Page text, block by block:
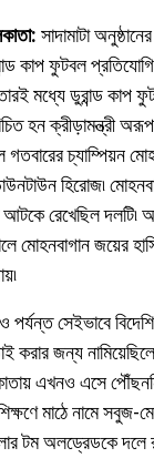
সাদামাটা
কাপ ফুটবল
মধ্যে ডুরান্ড কাপ
হন ক্রীড়ামন্ত্রী
গতবারের চ্যাম্পিয়ন
হিরোজ৷
আটকে রেখেছিল দলটি৷
মোহনবাগান জয়ের
সেইভাবে
করার জন্য
এখনও এসে
মাঠে নামে সবুজ-
টম অলড্রেডকে দলে